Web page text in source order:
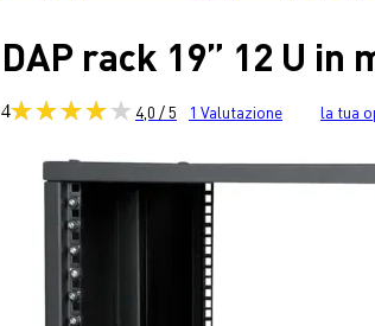
DAP rack 19” 12 U in
4 4,0 / 5 1 Valutazione la tua